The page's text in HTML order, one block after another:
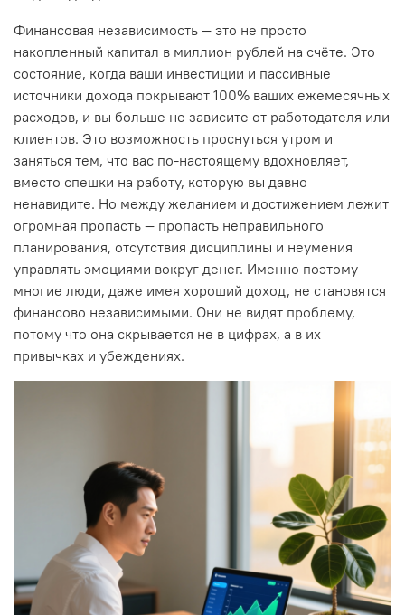
Финансовая независимость — это не просто
накопленный капитал в миллион рублей на счёте. Это
состояние, когда ваши инвестиции и пассивные
источники дохода покрывают 100% ваших ежемесячных
расходов, и вы больше не зависите от работодателя или
клиентов. Это возможность проснуться утром и
заняться тем, что вас по-настоящему вдохновляет,
вместо спешки на работу, которую вы давно
ненавидите. Но между желанием и достижением лежит
огромная пропасть — пропасть неправильного
планирования, отсутствия дисциплины и неумения
управлять эмоциями вокруг денег. Именно поэтому
многие люди, даже имея хороший доход, не становятся
финансово независимыми. Они не видят проблему,
потому что она скрывается не в цифрах, а в их
привычках и убеждениях.